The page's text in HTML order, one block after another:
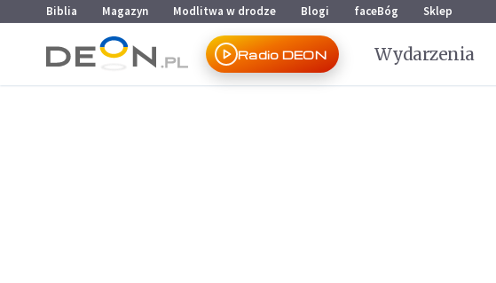
Przejdź do menu głównego
Przejdź do treści
Biblia Magazyn Modlitwa w drodze Blogi faceBóg Sklep
Radio DEON Wydarzenia